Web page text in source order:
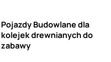
Pojazdy Budowlane dla
kolejek drewnianych do
zabawy